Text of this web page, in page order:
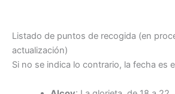
Listado de puntos de recogida (en
actualización)
Si no se indica lo contrario, la fecha es